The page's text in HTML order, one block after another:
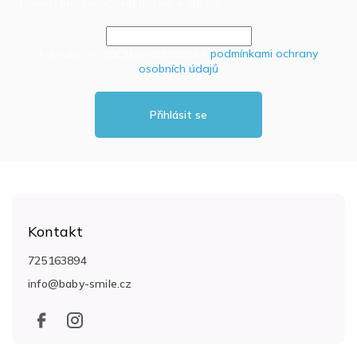
podmínkami ochrany
osobních údajů
Přihlásit se
Kontakt
info@baby-smile.cz
725163894